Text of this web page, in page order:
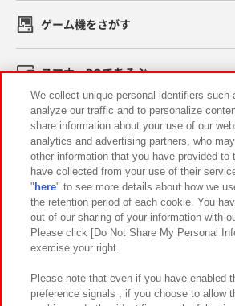
ゲーム機をさがす
スマホ・PCであそぶ
イベント・キャンペーン
関連会社 サステナビリティ
プライバシーポリシー ウェブアクセシビ
お取引先さまとともに
カスタマーハラスメント対応方針 よくある
We collect unique personal identifiers such
analyze our traffic and to personalize
share information about your use of our
analytics and advertising partners, who
other information that you have provided to
have collected from your use of their
" here" to see more details about how we
the retention period of each cookie. You
out of our sharing of your information with
Please click [Do Not Share My Personal
exercise your right.
Please note that even if you have enabled
preference signals , if you choose to allow